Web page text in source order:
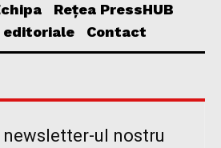
Rețea PressHUB
editoriale
Contact
ul nostru